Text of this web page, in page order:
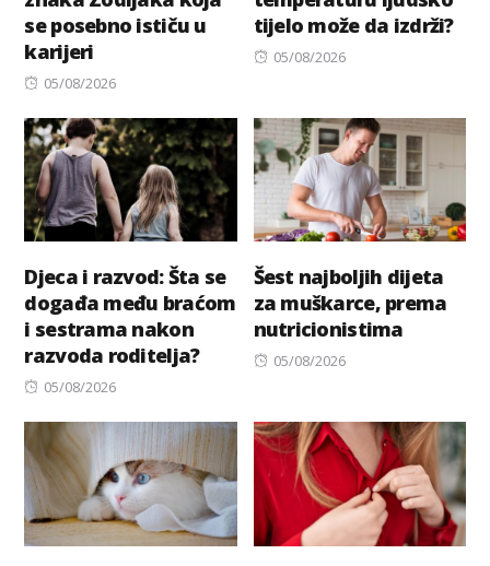
se posebno ističu u
karijeri
Posted
05/08/2026
tijelo može da izdrži?
Posted
05/08/2026
Djeca i razvod: Šta se
događa među braćom
i sestrama nakon
razvoda roditelja?
Posted
05/08/2026
Šest najboljih dijeta
za muškarce, prema
nutricionistima
Posted
05/08/2026